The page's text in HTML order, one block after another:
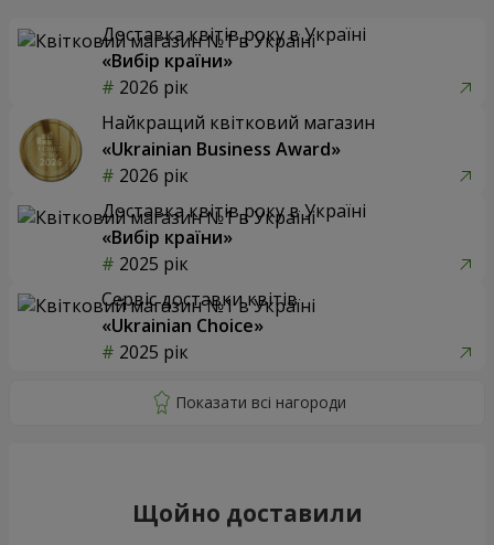
Доставка квітів року в Україні
«Вибір країни»
2026 рік
Найкращий квітковий магазин
«Ukrainian Business Award»
2026 рік
Доставка квітів року в Україні
«Вибір країни»
2025 рік
Сервіс доставки квітів
«Ukrainian Choice»
2025 рік
Щойно доставили